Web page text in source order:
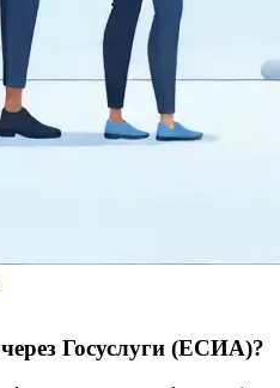
Госуслуги (ЕСИА)?